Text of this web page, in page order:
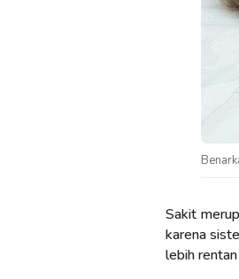
Sakit
karena
lebih